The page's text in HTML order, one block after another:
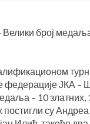
Велики број
федерације ЈКА –
– 10
постигли су